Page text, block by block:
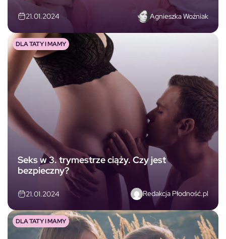
21.01.2024 Agnieszka Woźniak
Seks w 3. trymestrze ciąży. Czy jest
bezpieczny?
21.01.2024 Redakcja Płodność.pl
DLA TATY I MAMY
DLA TATY I MAMY